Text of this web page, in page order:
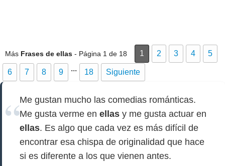
Más Frases de ellas - Página 1 de 18 1 2 3 4 5
6 7 8 9 ... 18 Siguiente
Me gustan mucho las comedias románticas.
Me gusta verme en ellas y me gusta actuar en
ellas. Es algo que cada vez es más difícil de
encontrar esa chispa de originalidad que hace
si es diferente a los que vienen antes.